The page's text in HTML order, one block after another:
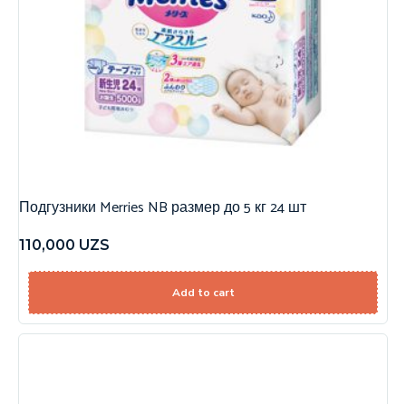
Подгузники Merries NB размер до 5 кг 24 шт
110,000 UZS
Add to cart